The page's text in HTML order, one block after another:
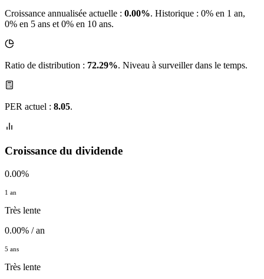
Croissance annualisée actuelle : 0.00%. Historique : 0% en 1 an,
0% en 5 ans et 0% en 10 ans.
Ratio de distribution : 72.29%. Niveau à surveiller dans le temps.
PER actuel : 8.05.
Croissance du dividende
0.00%
1 an
Très lente
0.00% / an
5 ans
Très lente